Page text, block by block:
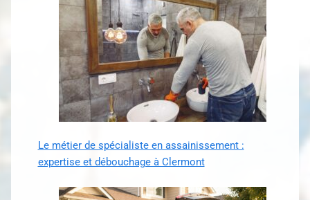
Le métier de spécialiste en assainissement :
expertise et débouchage à Clermont